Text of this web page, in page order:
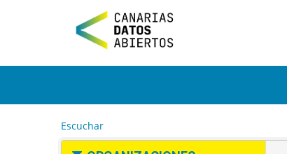
t
Escuchar